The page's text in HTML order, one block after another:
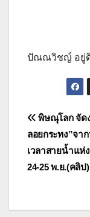
ปัณณวิชญ์ อยู่ดี
แนะแน
เรื่อง
พิษณุโลก จัด
ลอยกระทง”จา
เวลาสายน้ำแห่
24-25 พ.ย.(คลิป)